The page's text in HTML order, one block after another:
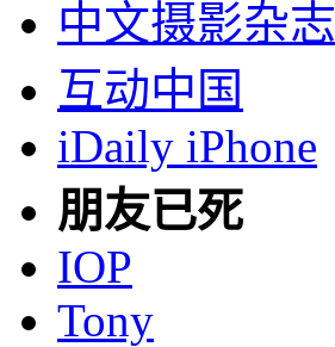
中文摄影杂志
互动中国
iDaily iPhone
朋友已死
IOP
Tony